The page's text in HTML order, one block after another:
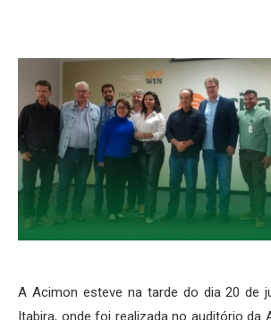
A Acimon esteve na tarde do dia 20 de
Itabira, onde foi realizada no auditório da